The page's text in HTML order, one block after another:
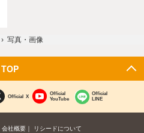
› 写真・画像
TOP
Official X
Official
YouTube
Official
LINE
会社概要
リシードについて